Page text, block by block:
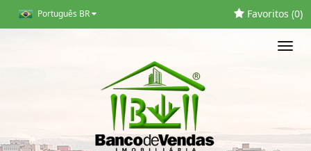
Português BR Favoritos (0)